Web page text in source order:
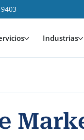
Industrias